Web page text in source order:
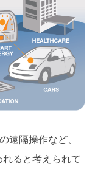
遠隔操作など、
ると考えられて